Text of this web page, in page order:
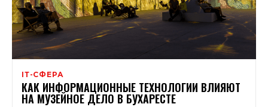
ІТ-СФЕРА
КАК ИНФОРМАЦИОННЫЕ ТЕХНОЛОГИИ ВЛИЯЮТ
НА МУЗЕЙНОЕ ДЕЛО В БУХАРЕСТЕ